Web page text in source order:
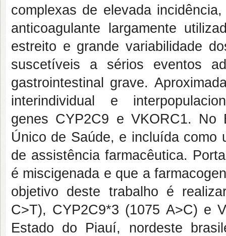
complexas de elevada
anticoagulante largamente
estreito e grande variabilidade
suscetíveis a sérios eventos
gastrointestinal grave.
interindividual e
genes CYP2C9 e VKORC1. No
Único de Saúde, e incluída como
de assistência farmacêutica.
é miscigenada e que a
objetivo deste trabalho é
C>T), CYP2C9*3 (1075 A>C) e
Estado do Piauí, nordeste